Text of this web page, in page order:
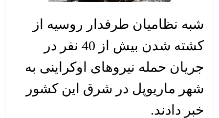
شبه نظامیان طرفدار روسیه از
کشته شدن بیش از 40 نفر در
جریان حمله نیروهای اوکراینی به
شهر ماریوپل در شرق این کشور
خبر دادند.